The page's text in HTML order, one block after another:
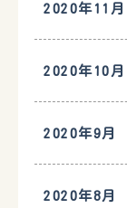
2020年11月
2020年10月
2020年9月
2020年8月